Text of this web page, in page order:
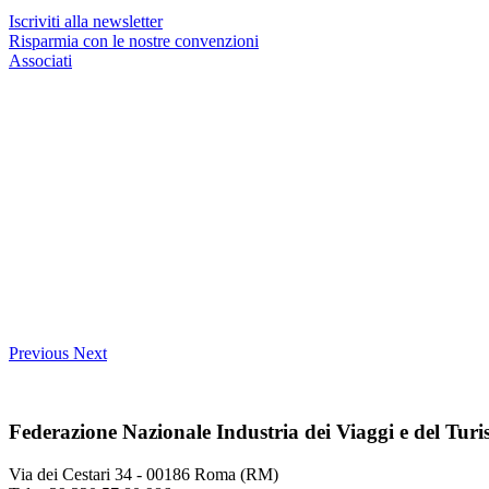
Iscriviti alla newsletter
Risparmia con le nostre convenzioni
Associati
Previous Next
Federazione Nazionale Industria dei Viaggi e del
Via dei Cestari 34 - 00186 Roma (RM)